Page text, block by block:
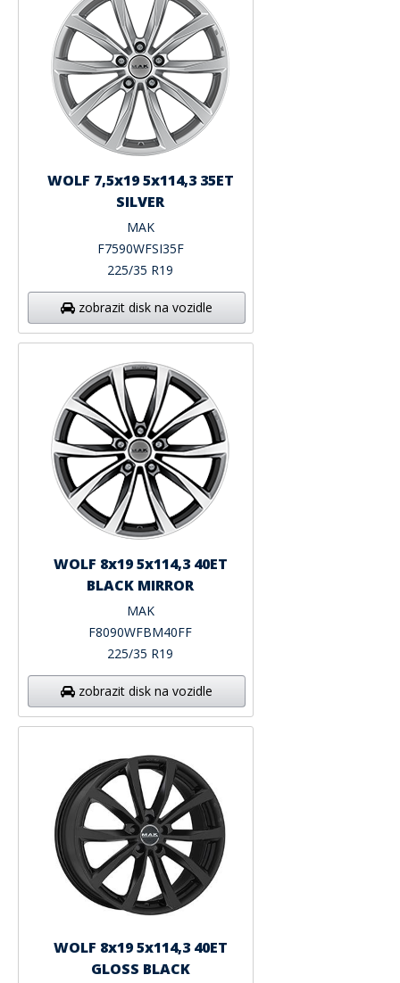
WOLF 7,5x19 5x114,3 35ET
SILVER
MAK
F7590WFSI35F
225/35 R19
zobrazit disk na vozidle
WOLF 8x19 5x114,3 40ET
BLACK MIRROR
MAK
F8090WFBM40FF
225/35 R19
zobrazit disk na vozidle
WOLF 8x19 5x114,3 40ET
GLOSS BLACK